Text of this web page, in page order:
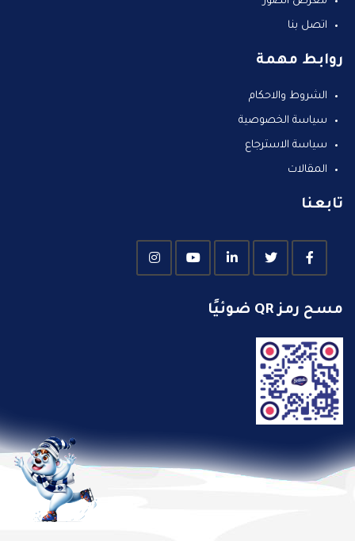
اتصل بنا
روابط مهمة
الشروط والاحكام
سياسة الخصوصية
سياسة الاسترجاع
المقالات
تابعنا
مسح رمز QR ضوئيًا